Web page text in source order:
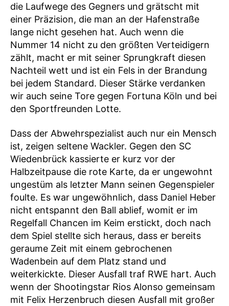
die Laufwege des Gegners und grätscht mit
einer Präzision, die man an der Hafenstraße
lange nicht gesehen hat. Auch wenn die
Nummer 14 nicht zu den größten Verteidigern
zählt, macht er mit seiner Sprungkraft diesen
Nachteil wett und ist ein Fels in der Brandung
bei jedem Standard. Dieser Stärke verdanken
wir auch seine Tore gegen Fortuna Köln und bei
den Sportfreunden Lotte.
Dass der Abwehrspezialist auch nur ein Mensch
ist, zeigen seltene Wackler. Gegen den SC
Wiedenbrück kassierte er kurz vor der
Halbzeitpause die rote Karte, da er ungewohnt
ungestüm als letzter Mann seinen Gegenspieler
foulte. Es war ungewöhnlich, dass Daniel Heber
nicht entspannt den Ball ablief, womit er im
Regelfall Chancen im Keim erstickt, doch nach
dem Spiel stellte sich heraus, dass er bereits
geraume Zeit mit einem gebrochenen
Wadenbein auf dem Platz stand und
weiterkickte. Dieser Ausfall traf RWE hart. Auch
wenn der Shootingstar Rios Alonso gemeinsam
mit Felix Herzenbruch diesen Ausfall mit großer